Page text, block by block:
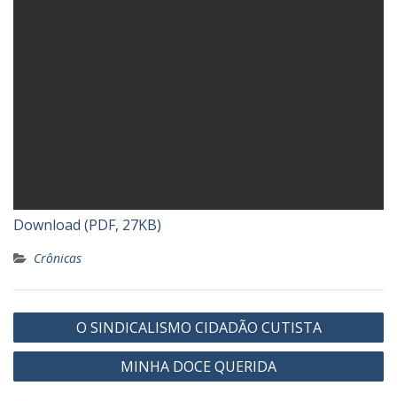
Download (PDF, 27KB)
Crônicas
N
a
O SINDICALISMO CIDADÃO CUTISTA
MINHA DOCE QUERIDA